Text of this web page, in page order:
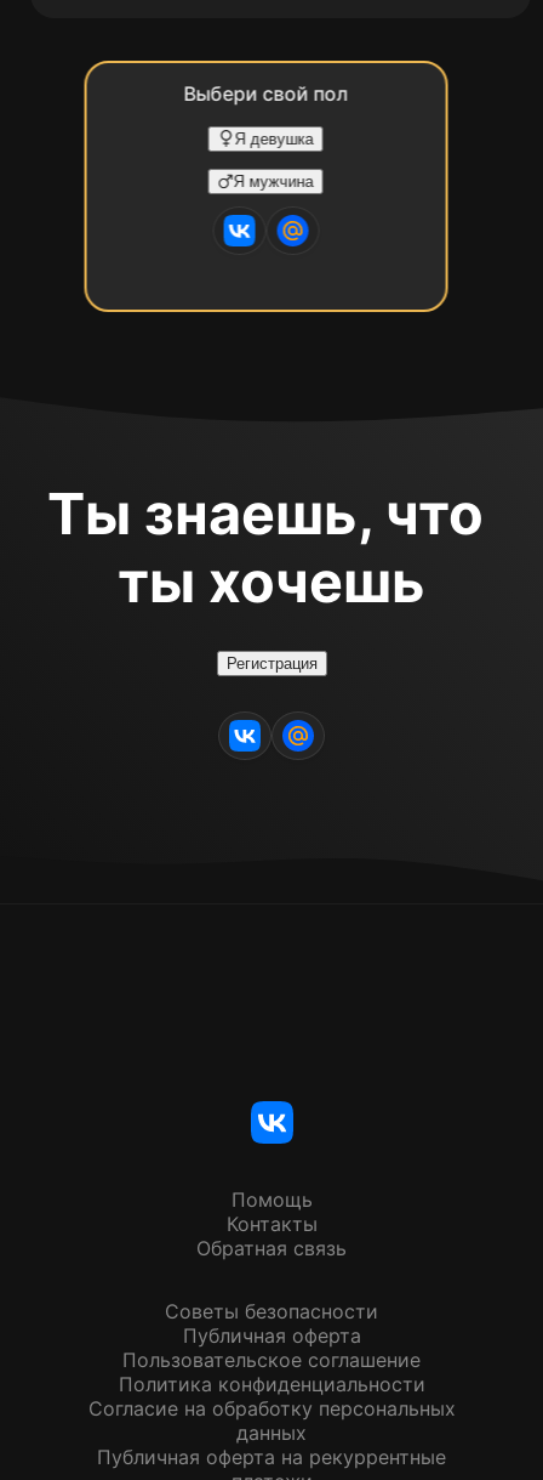
Выбери свой пол
Я девушка
Я мужчина
Ты знаешь, что
ты хочешь
Регистрация
Помощь
Контакты
Обратная связь
Советы безопасности
Публичная оферта
Пользовательское соглашение
Политика конфиденциальности
Согласие на обработку персональных
данных
Публичная оферта на рекуррентные